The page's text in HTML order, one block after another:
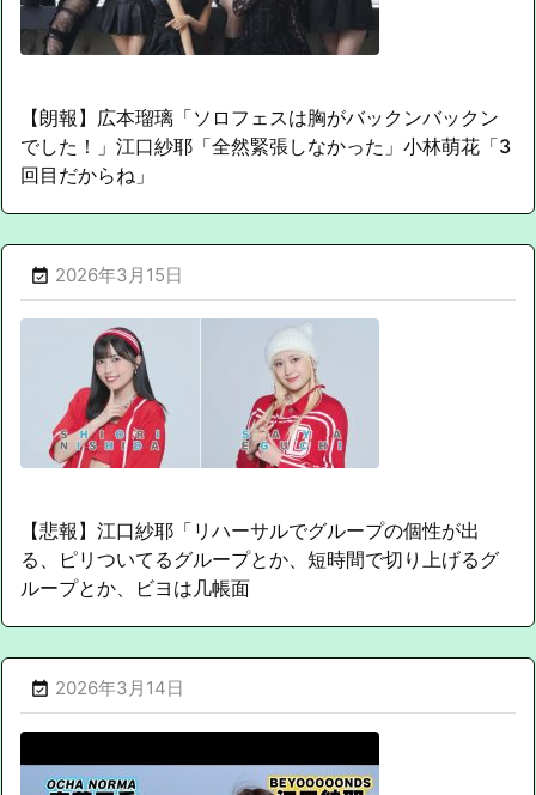
【朗報】広本瑠璃「ソロフェスは胸がバックンバックン
でした！」江口紗耶「全然緊張しなかった」小林萌花「3
回目だからね」
 2026年3月15日
【悲報】江口紗耶「リハーサルでグループの個性が出
る、ピリついてるグループとか、短時間で切り上げるグ
ループとか、ビヨは几帳面
 2026年3月14日